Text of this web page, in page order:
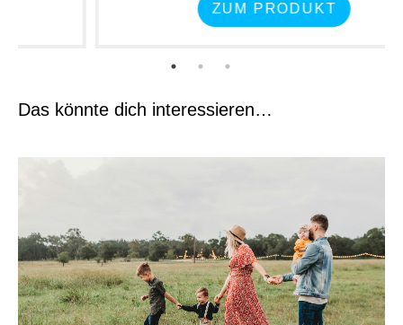
ZUM PRODUKT
Das könnte dich interessieren…